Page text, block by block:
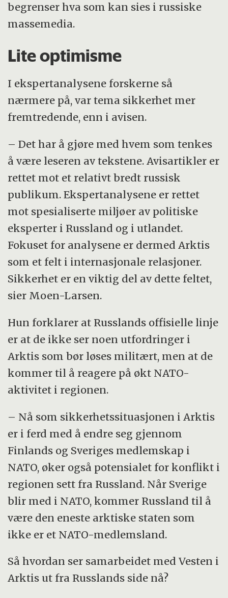
begrenser hva som kan sies i russiske
massemedia.
Lite optimisme
I ekspertanalysene forskerne så
nærmere på, var tema sikkerhet mer
fremtredende, enn i avisen.
– Det har å gjøre med hvem som tenkes
å være leseren av tekstene. Avisartikler er
rettet mot et relativt bredt russisk
publikum. Ekspertanalysene er rettet
mot spesialiserte miljøer av politiske
eksperter i Russland og i utlandet.
Fokuset for analysene er dermed Arktis
som et felt i internasjonale relasjoner.
Sikkerhet er en viktig del av dette feltet,
sier Moen-Larsen.
Hun forklarer at Russlands offisielle linje
er at de ikke ser noen utfordringer i
Arktis som bør løses militært, men at de
kommer til å reagere på økt NATO-
aktivitet i regionen.
– Nå som sikkerhetssituasjonen i Arktis
er i ferd med å endre seg gjennom
Finlands og Sveriges medlemskap i
NATO, øker også potensialet for konflikt i
regionen sett fra Russland. Når Sverige
blir med i NATO, kommer Russland til å
være den eneste arktiske staten som
ikke er et NATO-medlemsland.
Så hvordan ser samarbeidet med Vesten i
Arktis ut fra Russlands side nå?